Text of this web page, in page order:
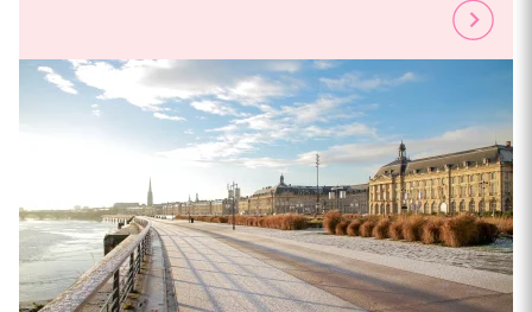
4 minutes
Rencontre à Arcachon